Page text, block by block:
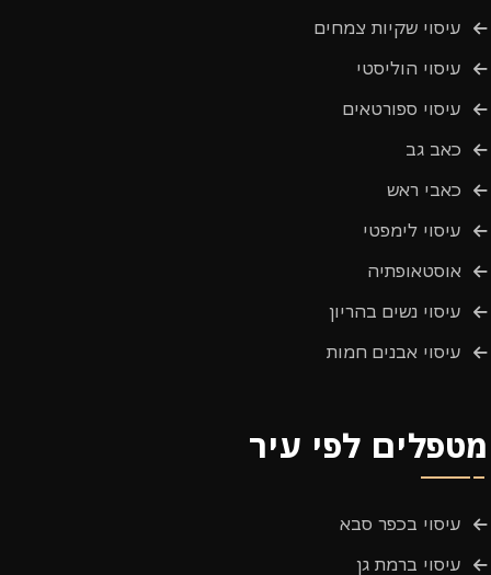
עיסוי שקיות צמחים
עיסוי הוליסטי
עיסוי ספורטאים
כאב גב
כאבי ראש
עיסוי לימפטי
אוסטאופתיה
עיסוי נשים בהריון
עיסוי אבנים חמות
מטפלים לפי עיר
עיסוי בכפר סבא
עיסוי ברמת גן